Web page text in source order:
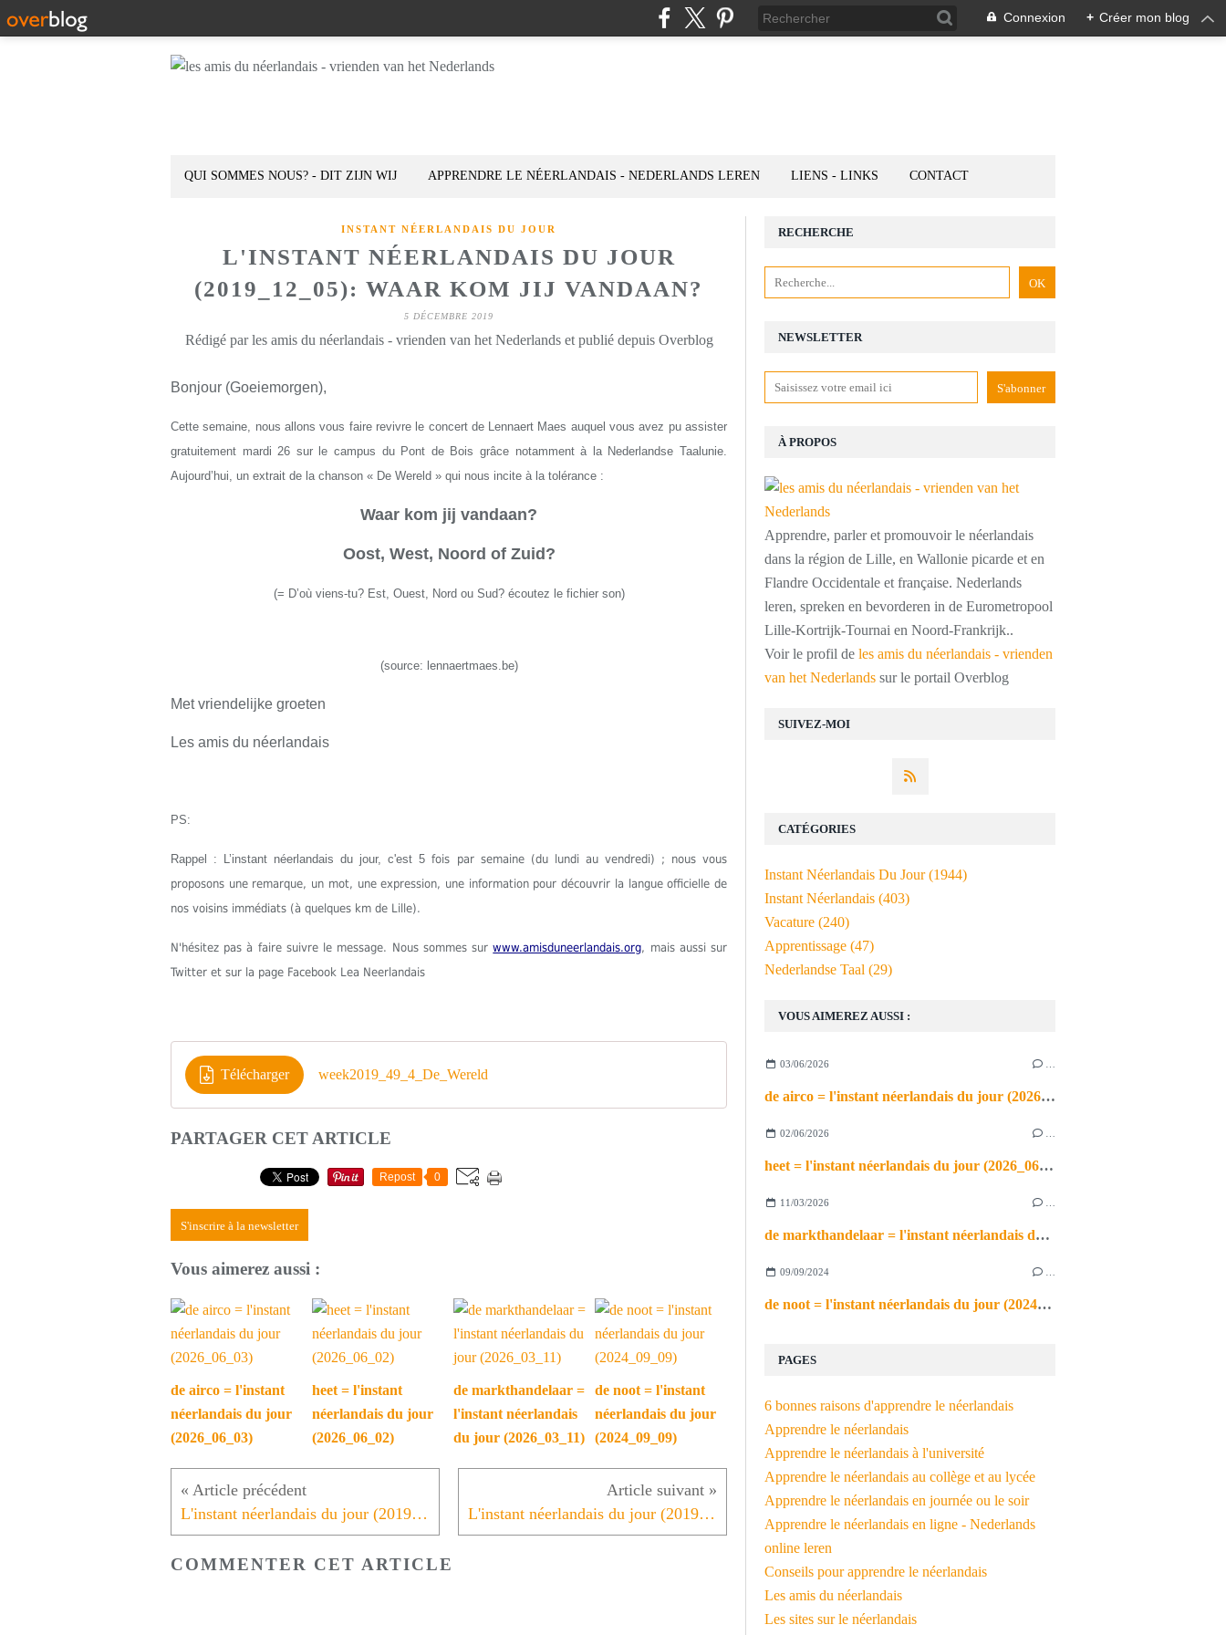
Connexion + Créer mon blog
QUI SOMMES NOUS? - DIT ZIJN WIJ APPRENDRE LE NÉERLANDAIS - NEDERLANDS LEREN LIENS - LINKS CONTACT
INSTANT NÉERLANDAIS DU JOUR
L'INSTANT NÉERLANDAIS DU JOUR
(2019_12_05): WAAR KOM JIJ VANDAAN?
5 DÉCEMBRE 2019
Rédigé par les amis du néerlandais - vrienden van het Nederlands et publié depuis Overblog
Bonjour (Goeiemorgen),
Cette semaine, nous allons vous faire revivre le concert de Lennaert Maes auquel vous avez pu assister
gratuitement mardi 26 sur le campus du Pont de Bois grâce notamment à la Nederlandse Taalunie.
Aujourd’hui, un extrait de la chanson « De Wereld » qui nous incite à la tolérance :
Waar kom jij vandaan?
Oost, West, Noord of Zuid?
(= D’où viens-tu? Est, Ouest, Nord ou Sud? écoutez le fichier son)
(source: lennaertmaes.be)
Met vriendelijke groeten
Les amis du néerlandais
PS:
Rappel : L’instant néerlandais du jour, c'est 5fois par semaine (du lundi au vendredi) ; nous vous
proposons une remarque, un mot, une expression, une information pour découvrir la langue officielle de
nos voisins immédiats (à quelques km de Lille).
N'hésitez pas à faire suivre le message. Nous sommes surwww.amisduneerlandais.org, mais aussi sur
Twitter et sur la page Facebook Lea Neerlandais
Télécharger week2019_49_4_De_Wereld
PARTAGER CET ARTICLE
Repost 0
S'inscrire à la newsletter
Vous aimerez aussi :
de airco = l'instant
néerlandais du jour
(2026_06_03)
heet = l'instant
néerlandais du jour
(2026_06_02)
de markthandelaar =
l'instant néerlandais
du jour (2026_03_11)
de noot = l'instant
néerlandais du jour
(2024_09_09)
L'instant néerlandais du jour (2019_12_04): Ik houd vn jou L'instant néerlandais du jour (2019_12_06): Spreekt_het_uit
COMMENTER CET ARTICLE
NEWSLETTER
SUIVEZ-MOI
RECHERCHE
À PROPOS
Apprendre, parler et promouvoir le néerlandais
dans la région de Lille, en Wallonie picarde et en
Flandre Occidentale et française. Nederlands
leren, spreken en bevorderen in de Eurometropool
Lille-Kortrijk-Tournai en Noord-Frankrijk..
Voir le profil de les amis du néerlandais - vrienden
van het Nederlands sur le portail Overblog
VOUS AIMEREZ AUSSI :
03/06/2026
de airco = l'instant néerlandais du jour (2026_06_03)
02/06/2026
heet = l'instant néerlandais du jour (2026_06_02)
11/03/2026
de markthandelaar = l'instant néerlandais du jour (2026_03_11)
09/09/2024
de noot = l'instant néerlandais du jour (2024_09_09)
PAGES
6 bonnes raisons d'apprendre le néerlandais
Apprendre le néerlandais
Apprendre le néerlandais à l'université
Apprendre le néerlandais au collège et au lycée
Apprendre le néerlandais en journée ou le soir
Apprendre le néerlandais en ligne - Nederlands
online leren
Conseils pour apprendre le néerlandais
Les amis du néerlandais
Les sites sur le néerlandais
CATÉGORIES
Instant Néerlandais Du Jour(1944)
Instant Néerlandais (403)
Vacature (240)
Apprentissage (47)
Nederlandse Taal (29)